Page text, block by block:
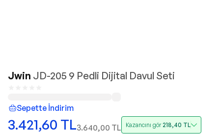
Jwin JD-205 9 Pedli Dijital Davul Seti
Sepette İndirim
3.421,60 TL3.640,00 TL Kazancını gör218,40 TL